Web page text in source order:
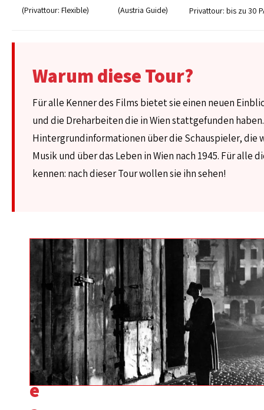
(Privattour: Flexible)
(Austria Guide)
Privattour: bis zu 30
Warum diese Tour?
Für alle Kenner des Films bietet sie einen neuen
und die Dreharbeiten die in Wien stattgefunden
Hintergrundinformationen über die Schauspieler, die
Musik und über das Leben in Wien nach 1945. Für alle
kennen: nach dieser Tour wollen sie ihn sehen!
S
n
d
S
i
e